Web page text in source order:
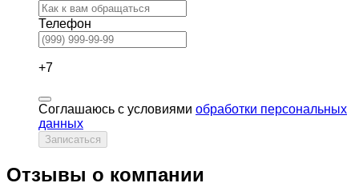
Телефон
+7
Соглашаюсь с условиями обработки персональных
данных
Записаться
Отзывы о компании